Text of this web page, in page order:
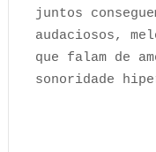
juntos
audaciosos,
que falam de
sonoridade